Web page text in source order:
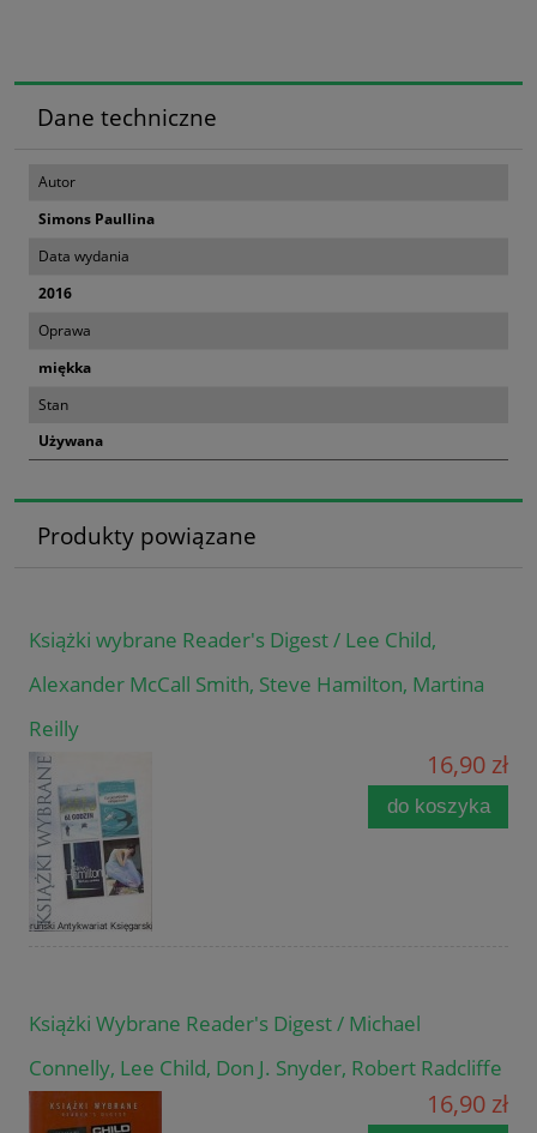
Dane techniczne
Autor
Simons Paullina
Data wydania
2016
Oprawa
miękka
Stan
Używana
Produkty powiązane
Książki wybrane Reader's Digest / Lee Child,
Alexander McCall Smith, Steve Hamilton, Martina
Reilly
16,90 zł
do koszyka
Książki Wybrane Reader's Digest / Michael
Connelly, Lee Child, Don J. Snyder, Robert Radcliffe
16,90 zł